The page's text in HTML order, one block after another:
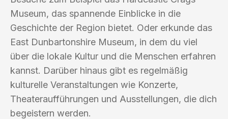
Museum, das spannende Einblicke in die
Geschichte der Region bietet. Oder erkunde das
East Dunbartonshire Museum, in dem du viel
über die lokale Kultur und die Menschen erfahren
kannst. Darüber hinaus gibt es regelmäßig
kulturelle Veranstaltungen wie Konzerte,
Theateraufführungen und Ausstellungen, die dich
begeistern werden.